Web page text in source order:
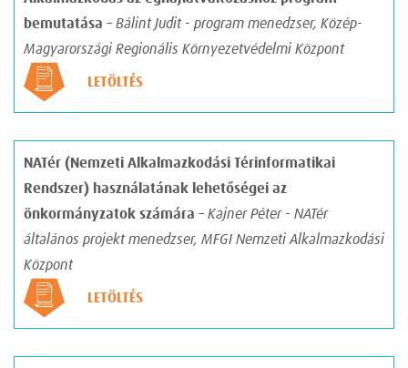
bemutatása – Bálint Judit - program menedzser, Közép-
Magyarországi Regionális Környezetvédelmi Központ
LETÖLTÉS
NATér (Nemzeti Alkalmazkodási Térinformatikai
Rendszer) használatának lehetőségei az
önkormányzatok számára – Kajner Péter - NATér
általános projekt menedzser, MFGI Nemzeti Alkalmazkodási
Központ
LETÖLTÉS